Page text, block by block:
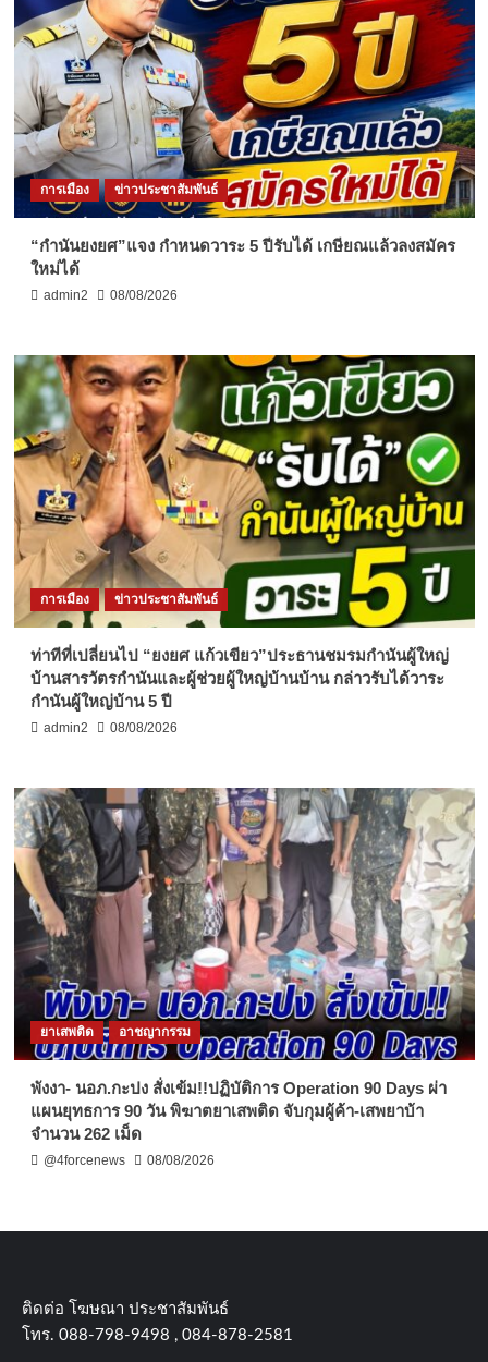
การเมือง ข่าวประชาสัมพันธ์
“กำนันยงยศ”แจง กำหนดวาระ 5 ปีรับได้ เกษียณแล้วลงสมัคร
ใหม่ได้
admin2 08/08/2026
การเมือง ข่าวประชาสัมพันธ์
ท่าทีที่เปลี่ยนไป “ยงยศ แก้วเขียว”ประธานชมรมกำนันผู้ใหญ่
บ้านสารวัตรกำนันและผู้ช่วยผู้ใหญ่บ้านบ้าน กล่าวรับได้วาระ
กำนันผู้ใหญ่บ้าน 5 ปี
admin2 08/08/2026
ยาเสพติด อาชญากรรม
พังงา- นอภ.กะปง สั่งเข้ม!!ปฏิบัติการ Operation 90 Days ผ่า
แผนยุทธการ 90 วัน พิฆาตยาเสพติด จับกุมผู้ค้า-เสพยาบ้า
จำนวน 262 เม็ด
@4forcenews 08/08/2026
ติดต่อ​ โฆษณา​ ประชาสัมพันธ์
โทร​. 088-798-9498 , 084-878-2581